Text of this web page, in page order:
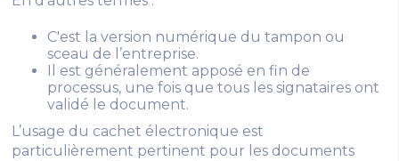
C'est la version numérique du tampon ou
sceau de l’entreprise.
Il est généralement apposé en fin de
processus, une fois que tous les signataires ont
validé le document.
L’usage du cachet électronique est
particulièrement pertinent pour les documents